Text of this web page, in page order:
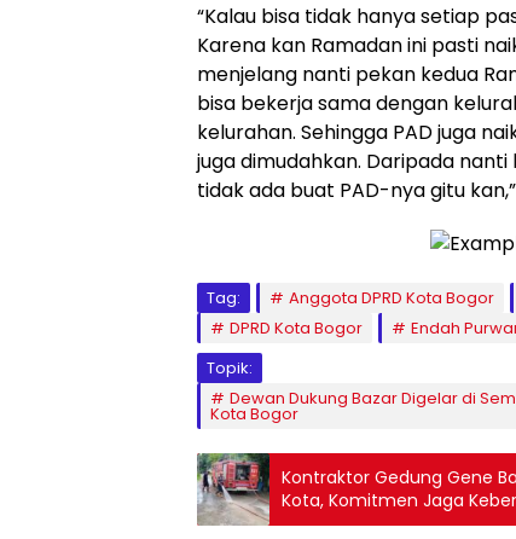
“Kalau bisa tidak hanya setiap
Karena kan Ramadan ini pasti
menjelang nanti pekan kedua
bisa bekerja sama dengan
kelurahan. Sehingga PAD juga
juga dimudahkan. Daripada
tidak ada buat PAD-nya gitu
Tag: Anggota DPRD Kota Bogor
DPRD Kota Bogor
Endah
Topik:
Dewan Dukung Bazar Digelar di
Kota Bogor
Kontraktor Gedung Gene
Kota, Komitmen Jaga